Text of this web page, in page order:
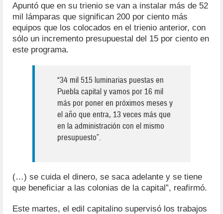
Apuntó que en su trienio se van a instalar más de 52
mil lámparas que significan 200 por ciento más
equipos que los colocados en el trienio anterior, con
sólo un incremento presupuestal del 15 por ciento en
este programa.
“34 mil 515 luminarias puestas en
Puebla capital y vamos por 16 mil
más por poner en próximos meses y
el año que entra, 13 veces más que
en la administración con el mismo
presupuesto”.
(…) se cuida el dinero, se saca adelante y se tiene
que beneficiar a las colonias de la capital”, reafirmó.
Este martes, el edil capitalino supervisó los trabajos